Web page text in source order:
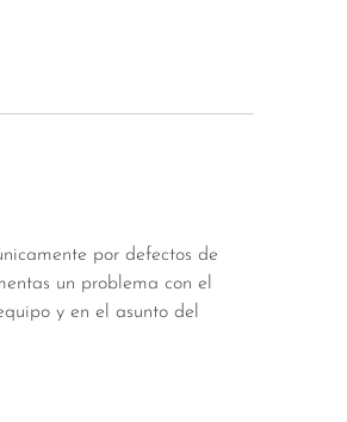
por defectos de
un problema con el
y en el asunto del